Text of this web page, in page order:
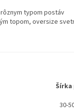
typom postáv
topom, oversize
Šírka
30-